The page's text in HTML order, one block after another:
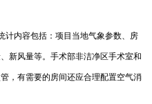
计内容包括：项目当地气象参数、房
新风量等。手术部非洁净区手术室和
，有需要的房间还应合理配置空气消